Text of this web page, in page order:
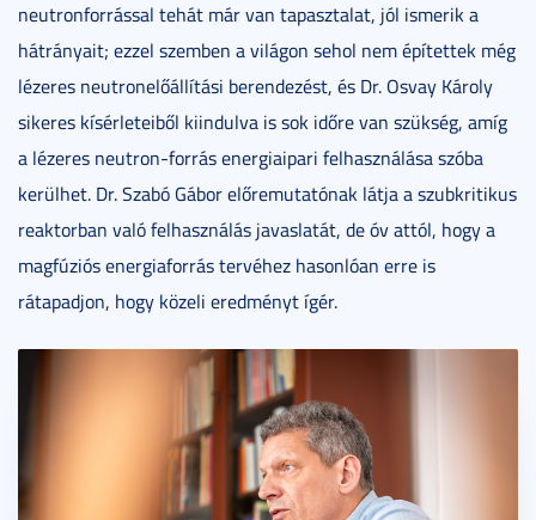
neutronforrással tehát már van tapasztalat, jól ismerik a
hátrányait; ezzel szemben a világon sehol nem építettek még
lézeres neutronelőállítási berendezést, és Dr. Osvay Károly
sikeres kísérleteiből kiindulva is sok időre van szükség, amíg
a lézeres neutron-forrás energiaipari felhasználása szóba
kerülhet. Dr. Szabó Gábor előremutatónak látja a szubkritikus
reaktorban való felhasználás javaslatát, de óv attól, hogy a
magfúziós energiaforrás tervéhez hasonlóan erre is
rátapadjon, hogy közeli eredményt ígér.